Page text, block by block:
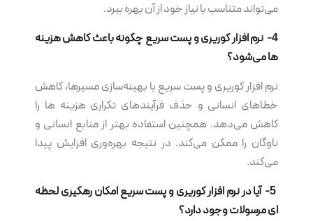
می‌تواند متناسب با نیاز خود از آن بهره ببرد.
4- نرم‌ افزار کوریری و پست سریع چگونه باعث کاهش هزینه
ها می‌شود؟
نرم‌ افزار کوریری و پست سریع با بهینه‌سازی مسیرها، کاهش
خطاهای انسانی و حذف فرآیندهای تکراری هزینه ها را
کاهش می‌دهد. همچنین استفاده بهتر از منابع انسانی و
ناوگان را ممکن می‌کند. در نتیجه بهره‌وری افزایش پیدا
می‌کند.
5- آیا در نرم‌ افزار کوریری و پست سریع امکان رهگیری لحظه
ای مرسولات وجود دارد؟